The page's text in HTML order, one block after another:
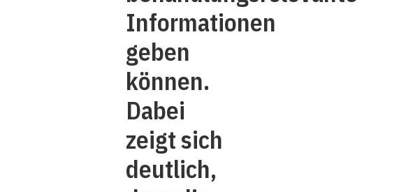
Informationen
geben
können.
Dabei
zeigt sich
deutlich,